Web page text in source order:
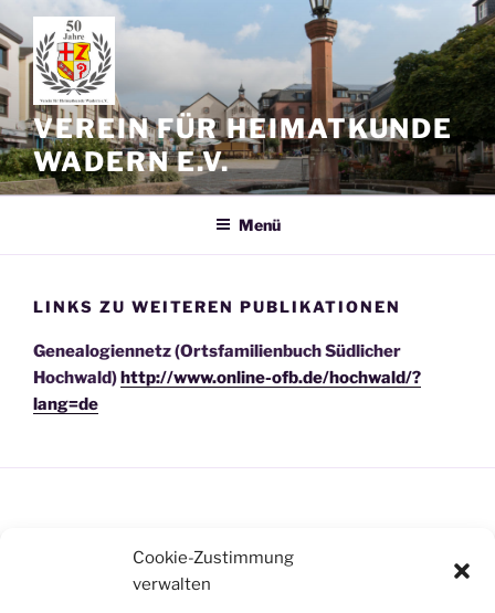
Cookie-Zustimmung
verwalten
Zum
Inhalt
springen
VEREIN FÜR HEIMATKUNDE
WADERN E.V.
Menü
LINKS ZU WEITEREN PUBLIKATIONEN
Genealogiennetz (Ortsfamilienbuch Südlicher
Hochwald)http://www.online-ofb.de/hochwald/?
lang=de
Datenschutz/Rechtsinform.